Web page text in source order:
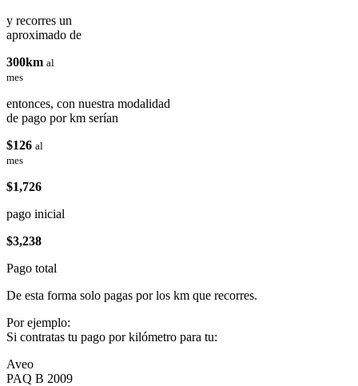
y recorres un
aproximado de
300km al
mes
entonces, con nuestra modalidad
de pago por km serían
$126 al
mes
$1,726
pago inicial
$3,238
Pago total
De esta forma solo pagas por los km que recorres.
Por ejemplo:
Si contratas tu pago por kilómetro para tu:
Aveo
PAQ B 2009